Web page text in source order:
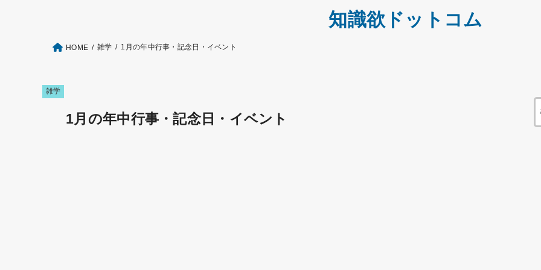
知識欲ドットコム
HOME 雑学 1月の年中行事・記念日・イベント
雑学
1月の年中行事・記念日・イベント